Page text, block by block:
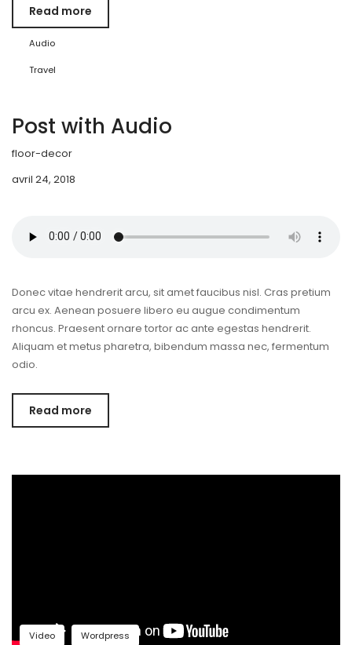
Read more
Audio
Travel
Post with Audio
floor-decor
avril 24, 2018
Donec vitae hendrerit arcu, sit amet faucibus nisl. Cras pretium
arcu ex. Aenean posuere libero eu augue condimentum
rhoncus. Praesent ornare tortor ac ante egestas hendrerit.
Aliquam et metus pharetra, bibendum massa nec, fermentum
odio.
Read more
Video Wordpress